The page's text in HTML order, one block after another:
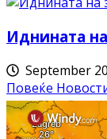
Иднината
September
Повеќе